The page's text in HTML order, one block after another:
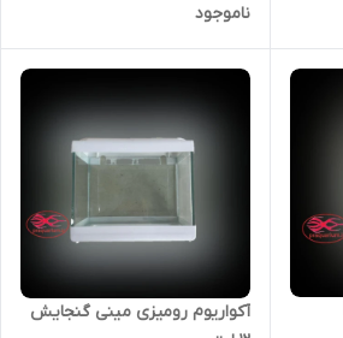
ناموجود
آکواریوم رومیزی مینی گنجایش